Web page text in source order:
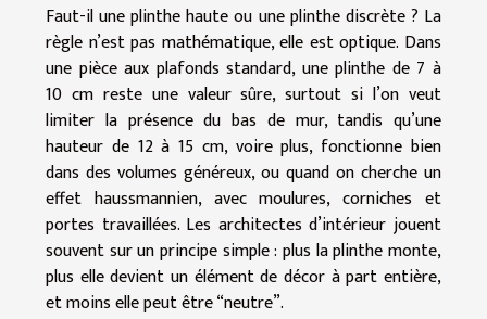
Faut-il une plinthe haute ou une plinthe discrète ? La
règle n’est pas mathématique, elle est optique. Dans
une pièce aux plafonds standard, une plinthe de 7 à
10 cm reste une valeur sûre, surtout si l’on veut
limiter la présence du bas de mur, tandis qu’une
hauteur de 12 à 15 cm, voire plus, fonctionne bien
dans des volumes généreux, ou quand on cherche un
effet haussmannien, avec moulures, corniches et
portes travaillées. Les architectes d’intérieur jouent
souvent sur un principe simple : plus la plinthe monte,
plus elle devient un élément de décor à part entière,
et moins elle peut être “neutre”.